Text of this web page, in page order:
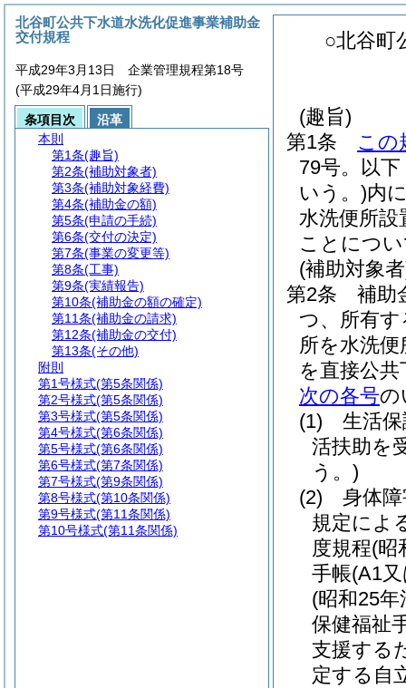
○北谷町
(趣旨)
第1条
この
79号。以
いう。)内
水洗便所
ことにつ
(補助対象
第2条
補助
つ、所有
所を水洗
を直接公
次の各号の
(1)
生活
活扶助を
う。)
(2)
身体
規定によ
度規程(昭
手帳(A1
(昭和25
保健福祉
支援する
定する自
北谷町公共下水道水洗化促進事業補助金
交付規程
平成29年3月13日 企業管理規程第18号
(平成29年4月1日施行)
条項目次
沿革
本則
第1条(趣旨)
第2条(補助対象者)
第3条(補助対象経費)
第4条(補助金の額)
第5条(申請の手続)
第6条(交付の決定)
第7条(事業の変更等)
第8条(工事)
第9条(実績報告)
第10条(補助金の額の確定)
第11条(補助金の請求)
第12条(補助金の交付)
第13条(その他)
附則
第1号様式(第5条関係)
第2号様式(第5条関係)
第3号様式(第5条関係)
第4号様式(第6条関係)
第5号様式(第6条関係)
第6号様式(第7条関係)
第7号様式(第9条関係)
第8号様式(第10条関係)
第9号様式(第11条関係)
第10号様式(第11条関係)